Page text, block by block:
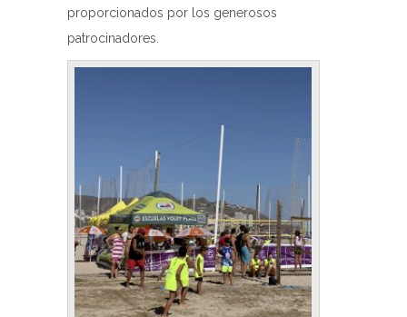
proporcionados por los generosos
patrocinadores.